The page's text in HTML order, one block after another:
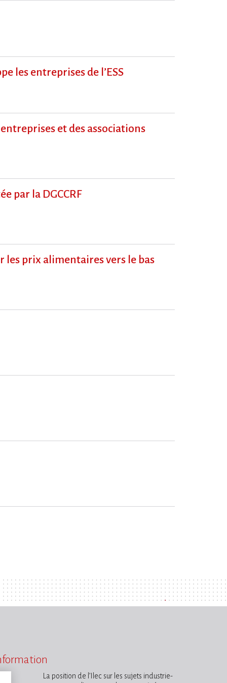
les entreprises de l​‌’ESS
et des associations
par la DGCCRF
les prix alimentaires vers le bas
La position de l’Ilec sur les sujets industrie-